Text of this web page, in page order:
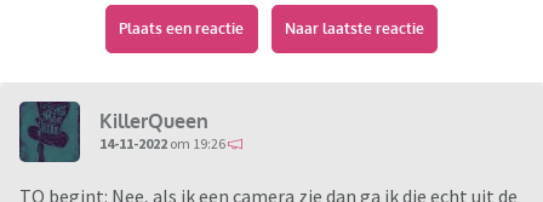
Plaats een reactie Naar laatste reactie
KillerQueen
14-11-2022 om 19:26
TO begint: Nee, als ik een camera zie dan ga ik die echt uit de